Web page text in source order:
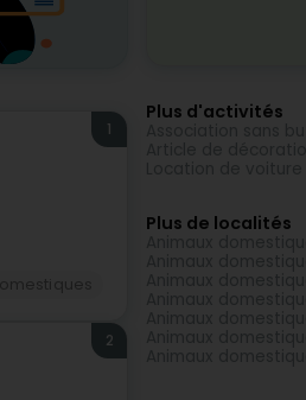
1
2
Plus d'activités
Plus de localités